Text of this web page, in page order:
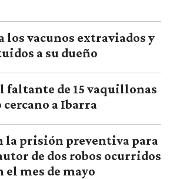
los vacunos extraviados y
a su dueño
faltante de 15 vaquillonas
cercano a Ibarra
la prisión preventiva para
de dos robos ocurridos
el mes de mayo